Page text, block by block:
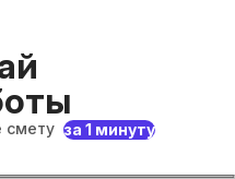
смету за 1 минуту